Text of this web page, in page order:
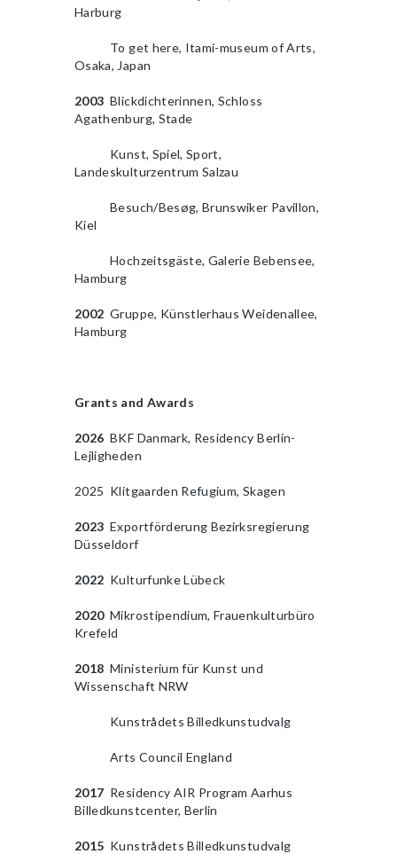
Harburg
To get here, Itami-museum of Arts,
Osaka, Japan
2003 Blickdichterinnen, Schloss
Agathenburg, Stade
Kunst, Spiel, Sport,
Landeskulturzentrum Salzau
Besuch/Besøg, Brunswiker Pavillon,
Kiel
Hochzeitsgäste, Galerie Bebensee,
Hamburg
2002 Gruppe, Künstlerhaus Weidenallee,
Hamburg
Grants and Awards
2026BKF Danmark, Residency Berlin-
Lejligheden
2025 Klitgaarden Refugium, Skagen
2023 Exportförderung Bezirksregierung
Düsseldorf
2022 Kulturfunke Lübeck
2020Mikrostipendium, Frauenkulturbüro
Krefeld
2018 Ministerium für Kunst und
Wissenschaft NRW
Kunstrådets Billedkunstudvalg
Arts Council England
2017 Residency AIR Program Aarhus
Billedkunstcenter, Berlin
2015 Kunstrådets Billedkunstudvalg